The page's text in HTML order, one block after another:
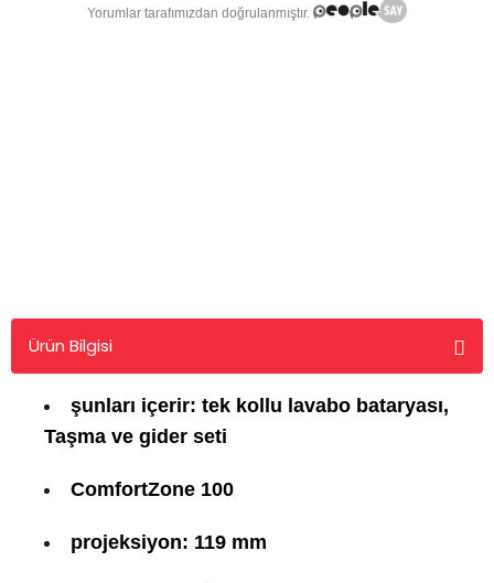
Ürün Bilgisi
şunları içerir: tek kollu lavabo bataryası,
Taşma ve gider seti
ComfortZone 100
projeksiyon: 119 mm